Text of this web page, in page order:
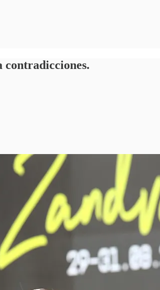
contradicciones.